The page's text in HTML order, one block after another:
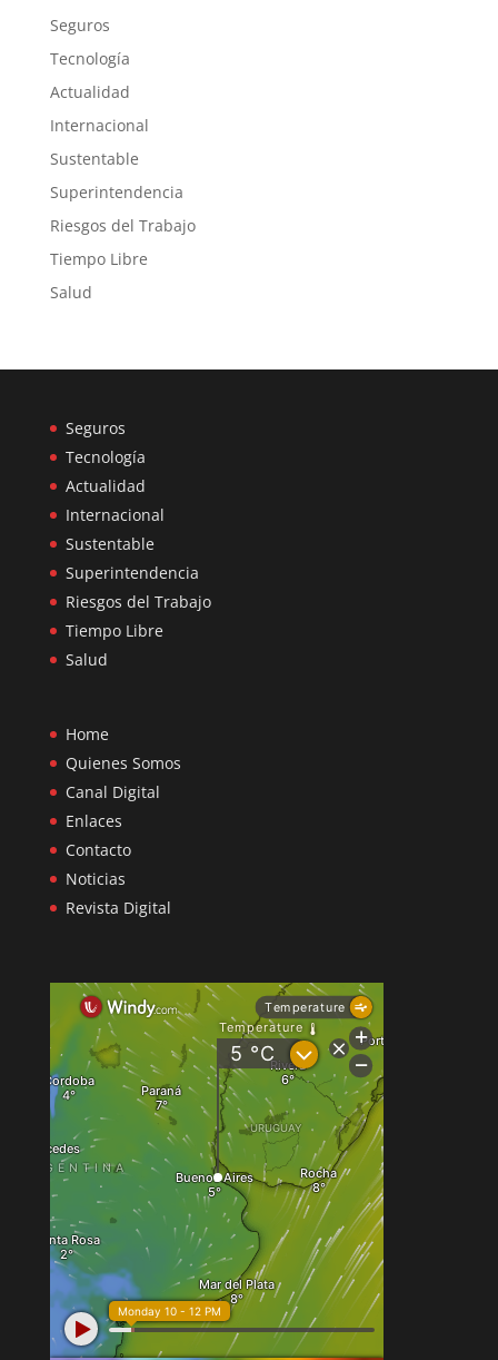
Seguros
Tecnología
Actualidad
Internacional
Sustentable
Superintendencia
Riesgos del Trabajo
Tiempo Libre
Salud
Seguros
Tecnología
Actualidad
Internacional
Sustentable
Superintendencia
Riesgos del Trabajo
Tiempo Libre
Salud
Home
Quienes Somos
Canal Digital
Enlaces
Contacto
Noticias
Revista Digital